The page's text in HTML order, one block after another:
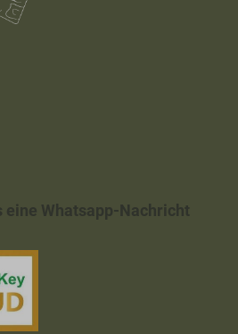
eine Whatsapp-Nachricht